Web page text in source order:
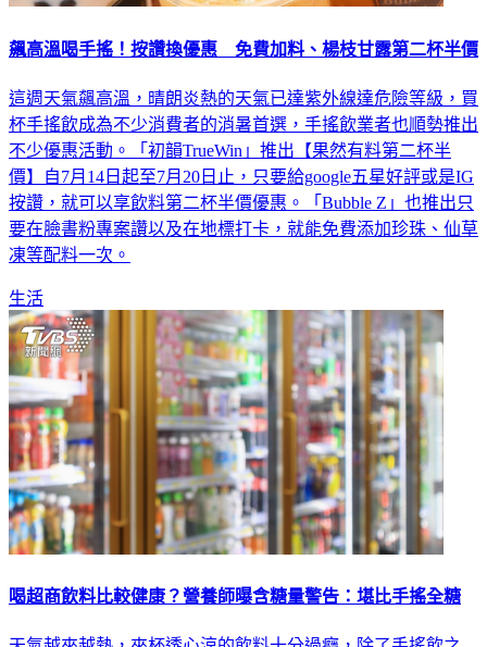
飆高溫喝手搖！按讚換優惠 免費加料、楊枝甘露第二杯半價
這週天氣飆高溫，晴朗炎熱的天氣已達紫外線達危險等級，買
杯手搖飲成為不少消費者的消暑首選，手搖飲業者也順勢推出
不少優惠活動。「初韻TrueWin」推出【果然有料第二杯半
價】自7月14日起至7月20日止，只要給google五星好評或是IG
按讚，就可以享飲料第二杯半價優惠。「Bubble Z」也推出只
要在臉書粉專案讚以及在地標打卡，就能免費添加珍珠、仙草
凍等配料一次。
生活
喝超商飲料比較健康？營養師曝含糖量警告：堪比手搖全糖